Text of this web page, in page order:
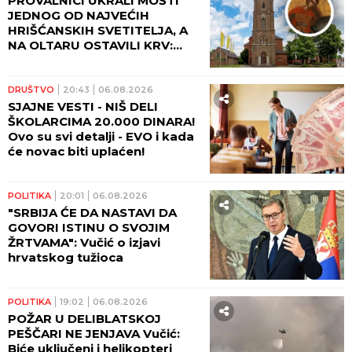
JEDNOG OD NAJVEĆIH
HRIŠĆANSKIH SVETITELJA, A
NA OLTARU OSTAVILI KRV:
DRUŠTVO 20:43 06.08.2026
SJAJNE VESTI - NIŠ DELI
ŠKOLARCIMA 20.000 DINARA!
Ovo su svi detalji - EVO i kada
će novac biti uplaćen!
POLITIKA 20:01 06.08.2026
"SRBIJA ĆE DA NASTAVI DA
GOVORI ISTINU O SVOJIM
ŽRTVAMA": Vučić o izjavi
hrvatskog tužioca
POLITIKA 19:02 06.08.2026
POŽAR U DELIBLATSKOJ
PEŠČARI NE JENJAVA Vučić:
Biće uključeni i helikopteri